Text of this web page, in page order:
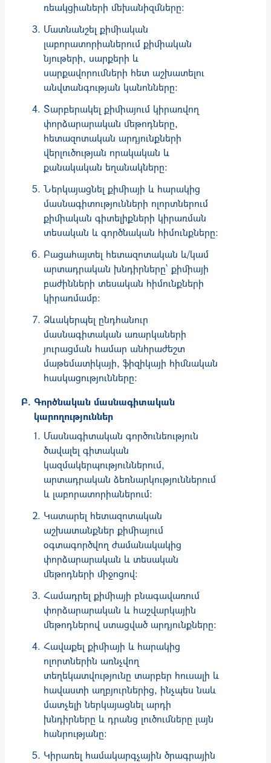
ռեակցիաների մեխանիզմները:
Մատնանշել քիմիական
լաբորատորիաներում քիմիական
նյութերի, սարքերի և
սարքավորումների հետ աշխատելու
անվտանգության կանոնները:
Տարբերակել քիմիայում կիրառվող
փորձարարական մեթոդները,
հետազոտական արդյունքների
վերլուծության որակական և
քանակական եղանակները:
Ներկայացնել քիմիայի և հարակից
մասնագիտությունների ոլորտներում
քիմիական գիտելիքների կիրառման
տեսական և գործնական հիմունքները:
Բացահայտել հետազոտական և/կամ
արտադրական խնդիրները՝ քիմիայի
բաժինների տեսական հիմունքների
կիրառմամբ:
Ձևակերպել ընդհանուր
մասնագիտական առարկաների
յուրացման համար անհրաժեշտ
մաթեմատիկայի, ֆիզիկայի հիմնական
հասկացությունները:
Գործնական մասնագիտական
կարողություններ
Մասնագիտական գործունեություն
ծավալել գիտական
կազմակերպություններում,
արտադրական ձեռնարկություններում
և լաբորատորիաներում։
Կատարել հետազոտական
աշխատանքներ քիմիայում
օգտագործվող ժամանակակից
փորձարարական և տեսական
մեթոդների միջոցով:
Համադրել քիմիայի բնագավառում
փորձարարական և հաշվարկային
մեթոդներով ստացված արդյունքները:
Հավաքել քիմիայի և հարակից
ոլորտներին առնչվող
տեղեկատվությունը տարբեր հուսալի և
հավաստի աղբյուրներից, ինչպես նաև
մատչելի ներկայացնել արդի
խնդիրները և դրանց լուծումները լայն
հանրությանը:
Կիրառել համակարգչային ծրագրային